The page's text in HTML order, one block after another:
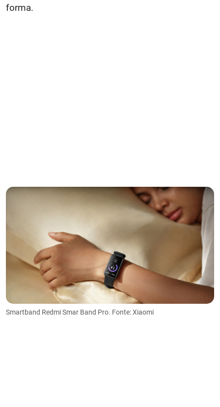
forma.
Smartband Redmi Smar Band Pro. Fonte: Xiaomi